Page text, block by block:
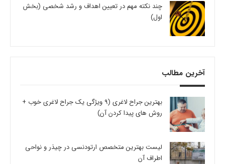
چند نکته مهم در تعیین اهداف و رشد شخصی (بخش
اول)
آخرین مطالب
بهترین جراح لاغری (9 ویژگی یک جراح لاغری خوب +
روش های پیدا کردن آن)
لیست بهترین متخصص ارتودنسی در چیذر و نواحی
اطراف آن